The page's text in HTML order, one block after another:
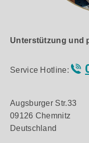
Unterstützung und
Service Hotline:
Augsburger Str.33
09126 Chemnitz
Deutschland